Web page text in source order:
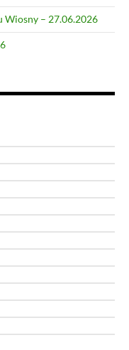
Wiosny – 27.06.2026